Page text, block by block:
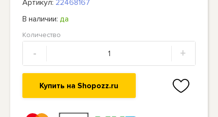
Артикул: 22468167
В наличии:да
Количество
- +
Купить на Shopozz.ru